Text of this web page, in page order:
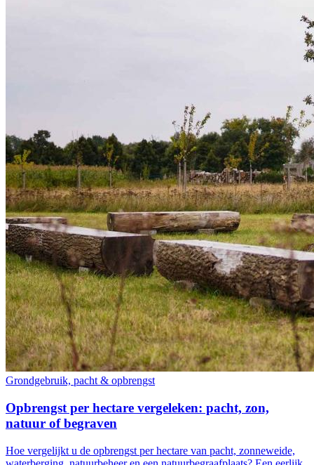
Grondgebruik, pacht & opbrengst
Opbrengst per hectare vergeleken: pacht, zon,
natuur of begraven
Hoe vergelijkt u de opbrengst per hectare van pacht, zonneweide,